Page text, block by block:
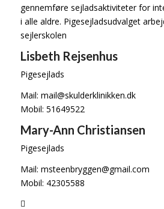
gennemføre sejladsaktiviteter for
i alle aldre. Pigesejladsudvalget
sejlerskolen
Lisbeth Rejsenhus
Pigesejlads
Mail: mail@skulderklinikken.dk
Mobil: 51649522
Mary-Ann Christiansen
Pigesejlads
Mail: msteenbryggen@gmail.com
Mobil: 42305588